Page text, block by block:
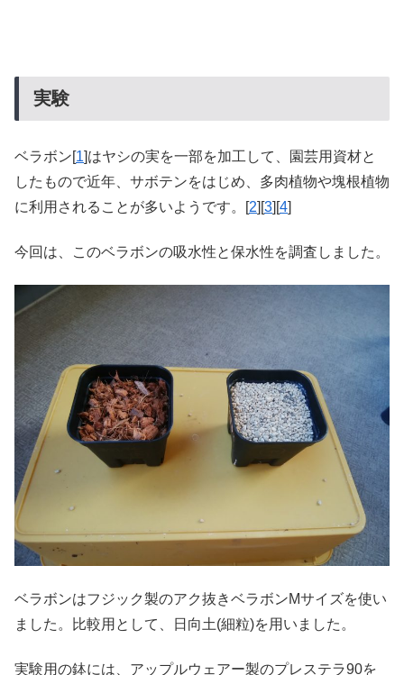
実験
ベラボン[1]はヤシの実を一部を加工して、園芸用資材と
したもので近年、サボテンをはじめ、多肉植物や塊根植物
に利用されることが多いようです。[2][3][4]
今回は、このベラボンの吸水性と保水性を調査しました。
ベラボンはフジック製のアク抜きベラボンMサイズを使い
ました。比較用として、日向土(細粒)を用いました。
実験用の鉢には、アップルウェアー製のプレステラ90を